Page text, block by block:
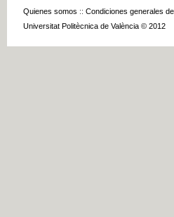
Quienes somos :: Condiciones generales
Universitat Politècnica de València © 2012